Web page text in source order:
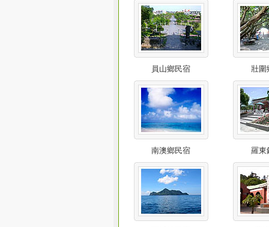
員山鄉民宿 壯圍
南澳鄉民宿 羅東